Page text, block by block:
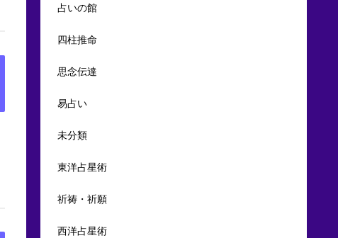
占いの館
四柱推命
思念伝達
易占い
未分類
東洋占星術
祈祷・祈願
西洋占星術